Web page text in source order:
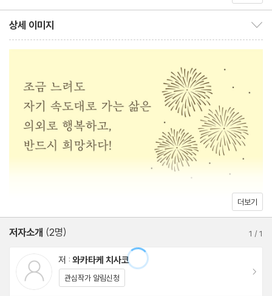
권위의 문학상까지 거머쥐었다.
된 한 사람의 이야기이자, “자 여러분, 이제 나갑시다. 그리고 노년
을 즐깁시다” 호쾌하게 외치는 인생 선배의 목소리다. “여전히 마음
한구석 이루지 못한 꿈을 품고 있는 당신, 나이 들어가는 몸과 아직
화해하지 못한 당신, 삶의 속도가 버겁다고 느끼는 당신에게”(이금
희 방송인) 이 책을 권한다.
? 소멸해 가는 것의 아름다움
마음이 약해지는 날에
엄마와 졸병
자, 이제 나갑시다!
자신을 가꿔라
글로 아버지를 남기다
가깝지도 않고 멀지도 않게
나는 의외로 행복한 사람
신인이라는 말
? 그 시절의 우리들
상세 이미지
더보기
저자소개 (2명) 1 /1
저 : 와카타케 치사코
관심작가 알림신청